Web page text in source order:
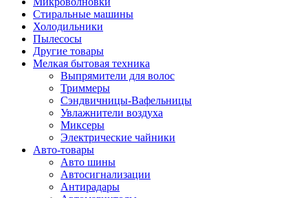
Стиральные машины
Холодильники
Пылесосы
Другие товары
Мелкая бытовая техника
Выпрямители для волос
Триммеры
Сэндвичницы-Вафельницы
Увлажнители воздуха
Миксеры
Электрические чайники
Авто-товары
Авто шины
Автосигнализации
Антирадары